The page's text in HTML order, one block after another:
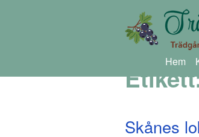
Hem
Skånes